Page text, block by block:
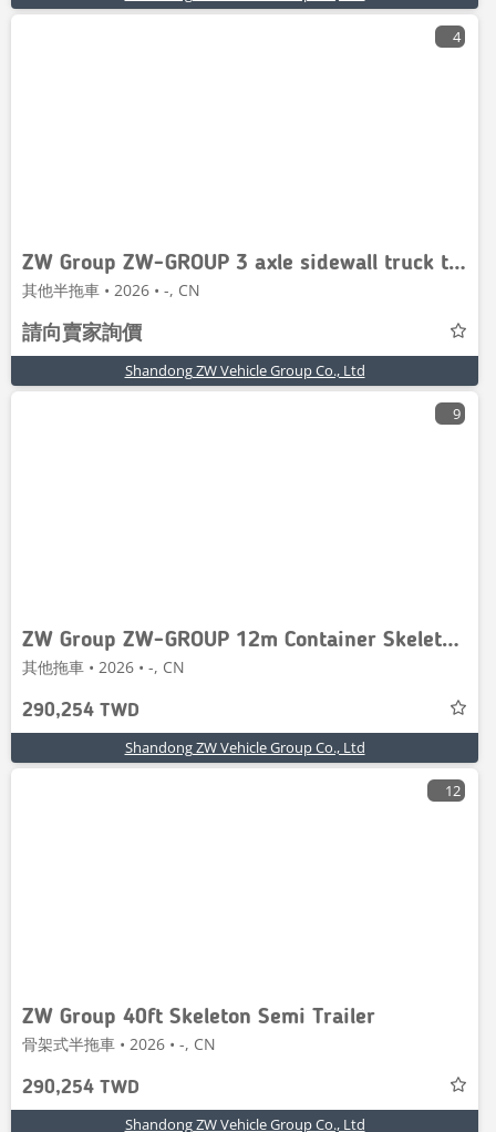
4
ZW Group ZW-GROUP 3 axle sidewall truck trailer
其他半拖車 • 2026 • -, CN
請向賣家詢價
Shandong ZW Vehicle Group Co., Ltd
9
ZW Group ZW-GROUP 12m Container Skeletal Trailer
其他拖車 • 2026 • -, CN
290,254 TWD
Shandong ZW Vehicle Group Co., Ltd
12
ZW Group 40ft Skeleton Semi Trailer
骨架式半拖車 • 2026 • -, CN
290,254 TWD
Shandong ZW Vehicle Group Co., Ltd